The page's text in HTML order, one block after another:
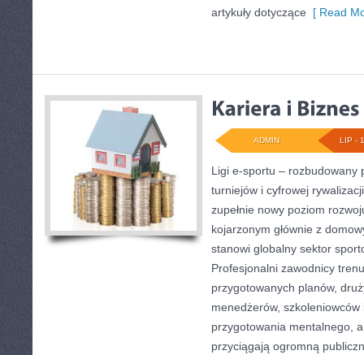
artykuły dotyczące [ Read
LIP -
ADMIN
Ligi e-sportu – rozbudowany
turniejów i cyfrowej
zupełnie nowy poziom
kojarzonym głównie z
stanowi globalny sektor
Profesjonalni zawodnicy
przygotowanych planów,
menedżerów,
przygotowania mentalnego,
przyciągają ogromną